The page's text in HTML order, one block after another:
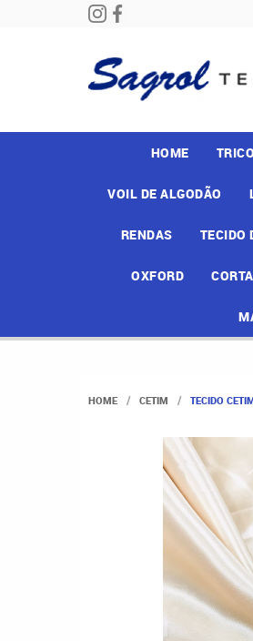
HOME
VOIL DE ALGODÃO
RENDAS TECIDO
OXFORD
HOME CETIM TECIDO